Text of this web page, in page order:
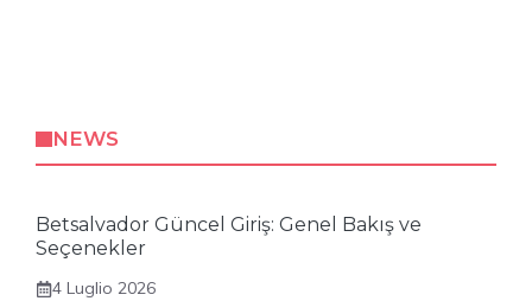
NEWS
Betsalvador Güncel Giriş: Genel Bakış ve
Seçenekler
4 Luglio 2026